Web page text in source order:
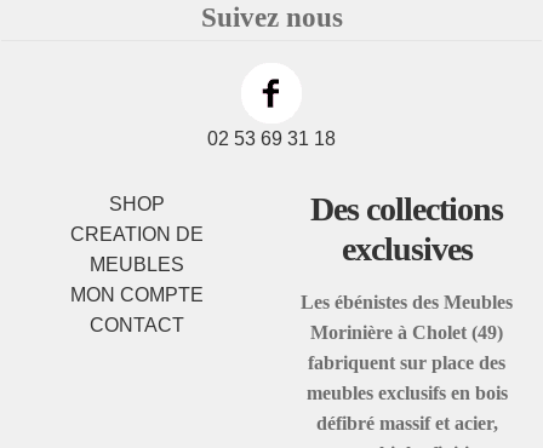
Suivez nous
02 53 69 31 18
SHOP
CREATION DE
MEUBLES
MON COMPTE
CONTACT
Des collections
exclusives
Les ébénistes des Meubles
Morinière à Cholet (49)
fabriquent sur place des
meubles exclusifs en bois
défibré massif et acier,